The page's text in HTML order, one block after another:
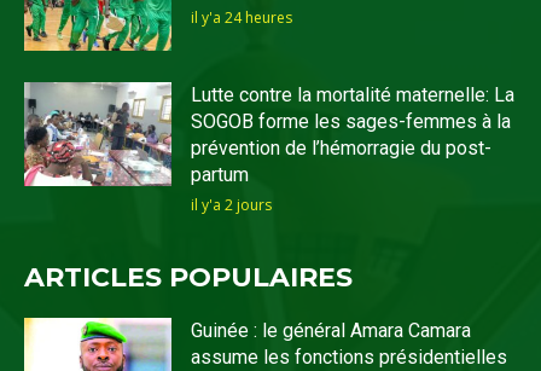
il y'a 24 heures
Lutte contre la mortalité maternelle: La
SOGOB forme les sages-femmes à la
prévention de l’hémorragie du post-
partum
il y'a 2 jours
ARTICLES POPULAIRES
Guinée : le général Amara Camara
assume les fonctions présidentielles